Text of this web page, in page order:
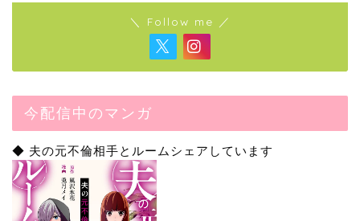
＼ Follow me ／
今配信中のマンガ
◆ 夫の元不倫相手とルームシェアしています